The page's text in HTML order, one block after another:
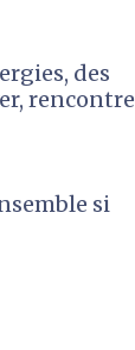
des
rencontre
si